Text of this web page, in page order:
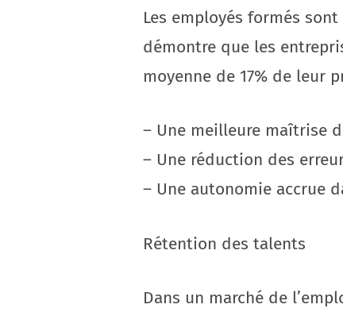
Les employés formés
démontre que les
moyenne de 17% de leur
– Une meilleure maîtrise
– Une réduction des
– Une autonomie accrue
Rétention des talents
Dans un marché de